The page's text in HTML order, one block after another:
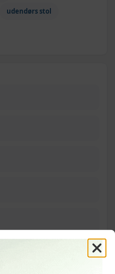
udendørs stol